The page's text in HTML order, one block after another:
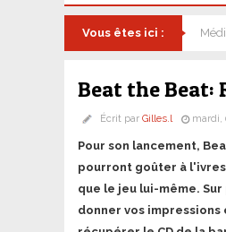
Vous êtes ici :
Beat the Beat:
Écrit par Gilles.l mardi,
Pour son lancement,
pourront goûter à
que le jeu lui-même.
donner vos